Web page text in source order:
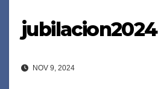
jubilacion2024
NOV 9, 2024